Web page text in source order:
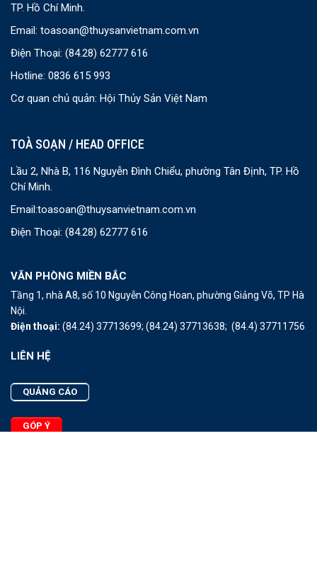
TP. Hồ Chí Minh.
Email: toasoan@thuysanvietnam.com.vn
Điện Thoại: (84.28) 62777 616
Hotline: 0836 615 993
Cơ quan chủ quản: Hội Thủy Sản Việt Nam
TOÀ SOẠN / HEAD OFFICE
Lầu 2, Nhà B, 116 Nguyễn Đình Chiểu, phường Tân Định, TP. Hồ
Chí Minh.
Email:toasoan@thuysanvietnam.com.vn
Điện Thoại: (84.28) 62777 616
VĂN PHÒNG MIỀN BẮC
Tầng 1, nhà A8, số 10 Nguyễn Công Hoan, phường Giảng Võ, TP Hà
Nội.
Điện thoại: (84.24) 37713699; (84.24) 37713638; (84.4) 37711756
LIÊN HỆ
QUẢNG CÁO
GÓP Ý